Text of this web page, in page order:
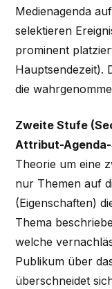
Medienagenda
selektieren
prominent
Hauptsendezeit).
die
Zweite Stufe
Attribut-
Theorie um eine
nur Themen auf
(Eigenschaften)
Thema
welche
Publikum über
überschneidet